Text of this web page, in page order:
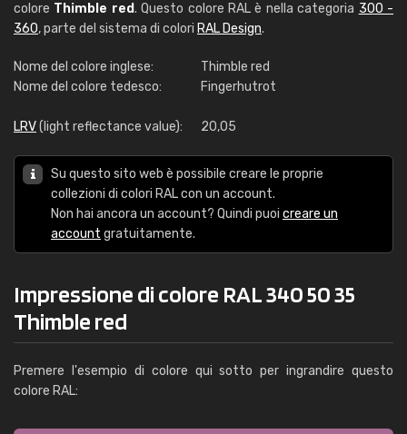
colore Thimble red. Questo colore RAL è nella categoria 300 -
360, parte del sistema di colori RAL Design.
Nome del colore inglese:
Thimble red
Nome del colore tedesco:
Fingerhutrot
LRV(light reflectance value): 20,05
Su questo sito web è possibile creare le proprie
collezioni di colori RAL con un account.
Non hai ancora un account? Quindi puoi creare un
account gratuitamente.
Impressione di colore RAL 340 50 35
Thimble red
Premere l'esempio di colore qui sotto per ingrandire questo
colore RAL: